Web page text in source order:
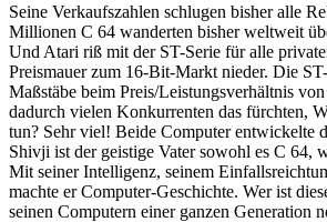
Seine Verkaufszahlen schlugen bisher alle
Millionen C 64 wanderten bisher weltweit
Und Atari riß mit der ST-Serie für alle
Preismauer zum 16-Bit-Markt nieder. Die
Maßstäbe beim Preis/Leistungsverhältnis
dadurch vielen Konkurrenten das fürchten,
tun? Sehr viel! Beide Computer entwickelte
Shivji ist der geistige Vater sowohl es C 64,
Mit seiner Intelligenz, seinem
machte er Computer-Geschichte. Wer ist
seinen Computern einer ganzen Generation